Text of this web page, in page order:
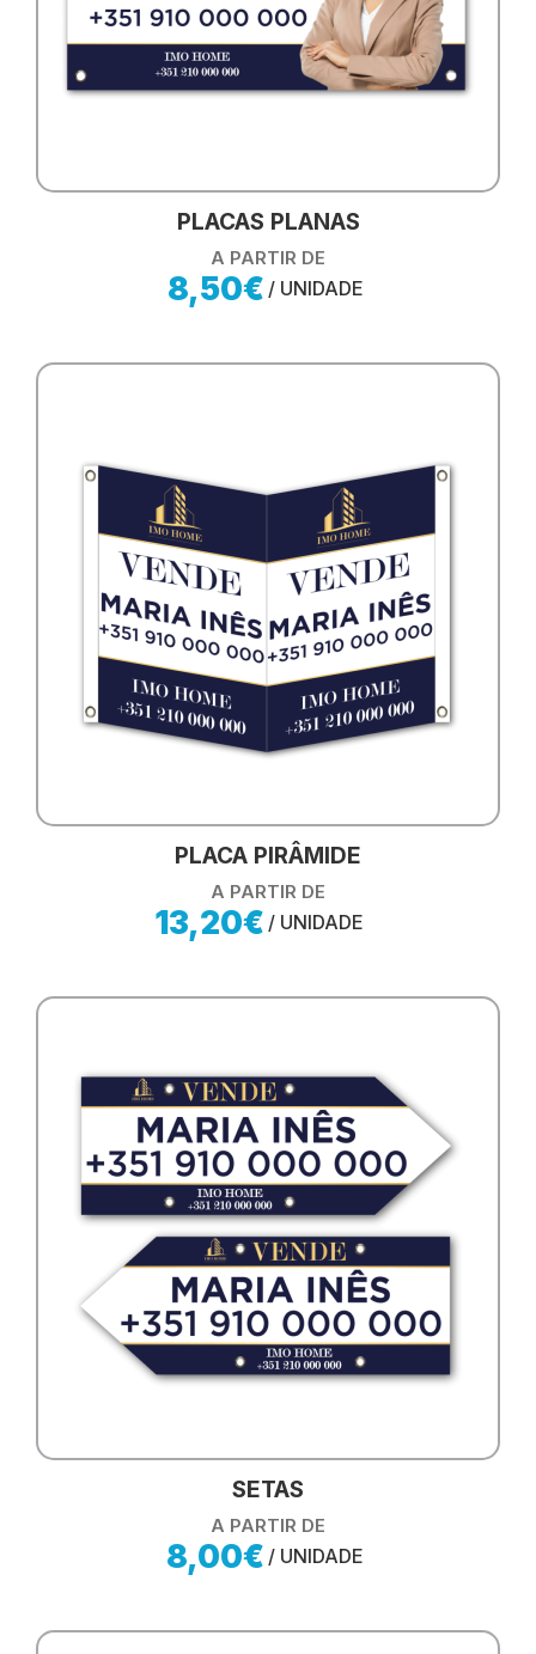
PLACAS PLANAS
A PARTIR DE
8,50€ / UNIDADE
PLACA PIRÂMIDE
A PARTIR DE
13,20€ / UNIDADE
SETAS
A PARTIR DE
8,00€ / UNIDADE